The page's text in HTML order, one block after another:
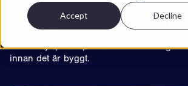
Accept Decline
EN ES NO
Try Walkable
Kliv in och rör dig fritt genom varje
du skulle göra i verkligheten. Våra
belysning, texturer och material med
- vilket hjälper köpare att föreställa sig
innan det är byggt.